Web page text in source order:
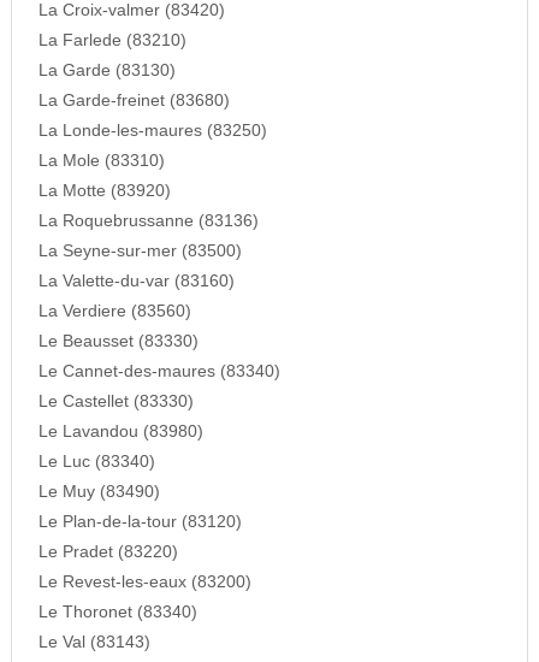
La Croix-valmer (83420)
La Farlede (83210)
La Garde (83130)
La Garde-freinet (83680)
La Londe-les-maures (83250)
La Mole (83310)
La Motte (83920)
La Roquebrussanne (83136)
La Seyne-sur-mer (83500)
La Valette-du-var (83160)
La Verdiere (83560)
Le Beausset (83330)
Le Cannet-des-maures (83340)
Le Castellet (83330)
Le Lavandou (83980)
Le Luc (83340)
Le Muy (83490)
Le Plan-de-la-tour (83120)
Le Pradet (83220)
Le Revest-les-eaux (83200)
Le Thoronet (83340)
Le Val (83143)